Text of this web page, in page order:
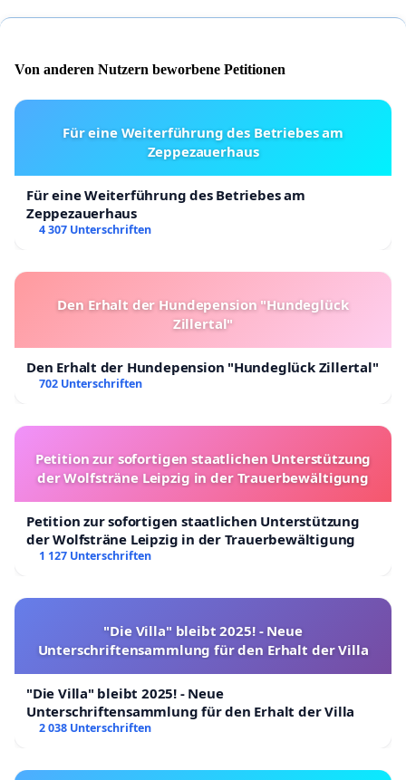
Von anderen Nutzern beworbene Petitionen
Für eine Weiterführung des Betriebes am
Zeppezauerhaus
Für eine Weiterführung des Betriebes am
Zeppezauerhaus
4 307 Unterschriften
Den Erhalt der Hundepension "Hundeglück
Zillertal"
Den Erhalt der Hundepension "Hundeglück Zillertal"
702 Unterschriften
Petition zur sofortigen staatlichen Unterstützung
der Wolfsträne Leipzig in der Trauerbewältigung
Petition zur sofortigen staatlichen Unterstützung
der Wolfsträne Leipzig in der Trauerbewältigung
1 127 Unterschriften
"Die Villa" bleibt 2025! - Neue
Unterschriftensammlung für den Erhalt der Villa
"Die Villa" bleibt 2025! - Neue
Unterschriftensammlung für den Erhalt der Villa
2 038 Unterschriften